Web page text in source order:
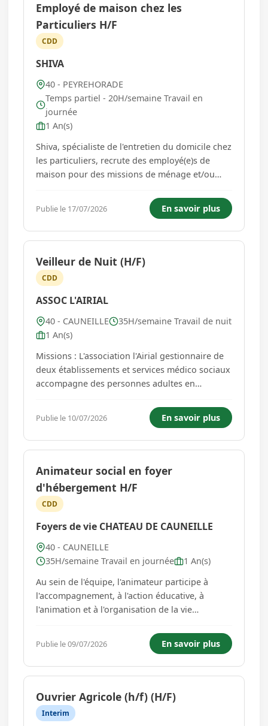
Employé de maison chez les
Particuliers H/F
CDD
SHIVA
40 - PEYREHORADE
Temps partiel - 20H/semaine Travail en
journée
1 An(s)
Shiva, spécialiste de l'entretien du domicile chez
les particuliers, recrute des employé(e)s de
maison pour des missions de ménage et/ou
flexible, idéal pour les personnes recherchant :
- Un complément d'heures, - Un mi-temps, - Un
3/4 temps adapté...
Publie le 17/07/2026 En savoir plus
Veilleur de Nuit (H/F)
CDD
ASSOC L'AIRIAL
40 - CAUNEILLE
35H/semaine Travail de nuit
1 An(s)
Missions : L'association l'Airial gestionnaire de
deux établissements et services médico sociaux
accompagne des personnes adultes en
sein de leurs équipes, le(la) Surveillant de Nuit -
veilleur de nuit assure une veille « active » des
usagers, e...
Publie le 10/07/2026 En savoir plus
Animateur social en foyer
d'hébergement H/F
CDD
Foyers de vie CHATEAU DE CAUNEILLE
40 - CAUNEILLE
35H/semaine Travail en journée
1 An(s)
Au sein de l'équipe, l'animateur participe à
l'accompagnement, à l'action éducative, à
l'animation et à l'organisation de la vie
développement de leurs capacités de
socialisation, d'autonomie, d'intégration et
d'insertion. Accompagnement éducatif : Co...
Publie le 09/07/2026 En savoir plus
Ouvrier Agricole (h/f) (H/F)
Interim